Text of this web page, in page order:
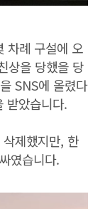
차례 구설에 오
상을 당했을 당
SNS에 올렸다
받았습니다.
제했지만, 한
였습니다.